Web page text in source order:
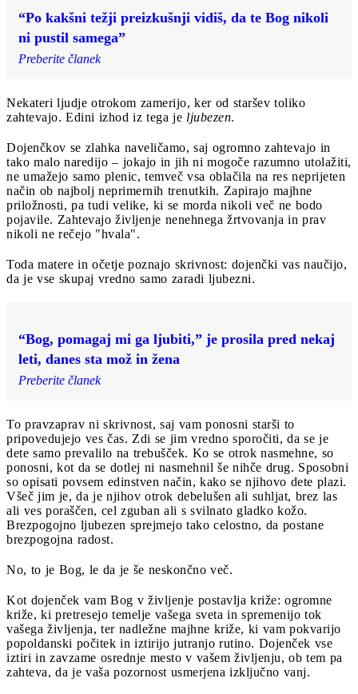
“Po kakšni težji preizkušnji vidiš, da te Bog nikoli
ni pustil samega”
Preberite članek
Nekateri ljudje otrokom zamerijo, ker od staršev toliko
zahtevajo. Edini izhod iz tega je ljubezen.
Dojenčkov se zlahka naveličamo, saj ogromno zahtevajo in
tako malo naredijo – jokajo in jih ni mogoče razumno utolažiti,
ne umažejo samo plenic, temveč vsa oblačila na res neprijeten
način ob najbolj neprimernih trenutkih. Zapirajo majhne
priložnosti, pa tudi velike, ki se morda nikoli več ne bodo
pojavile. Zahtevajo življenje nenehnega žrtvovanja in prav
nikoli ne rečejo "hvala".
Toda matere in očetje poznajo skrivnost: dojenčki vas naučijo,
da je vse skupaj vredno samo zaradi ljubezni.
“Bog, pomagaj mi ga ljubiti,” je prosila pred nekaj
leti, danes sta mož in žena
Preberite članek
To pravzaprav ni skrivnost, saj vam ponosni starši to
pripovedujejo ves čas. Zdi se jim vredno sporočiti, da se je
dete samo prevalilo na trebušček. Ko se otrok nasmehne, so
ponosni, kot da se dotlej ni nasmehnil še nihče drug. Sposobni
so opisati povsem edinstven način, kako se njihovo dete plazi.
Všeč jim je, da je njihov otrok debelušen ali suhljat, brez las
ali ves poraščen, cel zguban ali s svilnato gladko kožo.
Brezpogojno ljubezen sprejmejo tako celostno, da postane
brezpogojna radost.
No, to je Bog, le da je še neskončno več.
Kot dojenček vam Bog v življenje postavlja križe: ogromne
križe, ki pretresejo temelje vašega sveta in spremenijo tok
vašega življenja, ter nadležne majhne križe, ki vam pokvarijo
popoldanski počitek in iztirijo jutranjo rutino. Dojenček vse
iztiri in zavzame osrednje mesto v vašem življenju, ob tem pa
zahteva, da je vaša pozornost usmerjena izključno vanj.